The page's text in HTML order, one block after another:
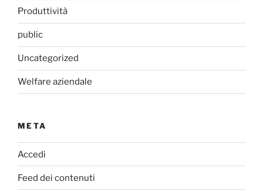
Produttività
public
Uncategorized
Welfare aziendale
META
Accedi
Feed dei contenuti